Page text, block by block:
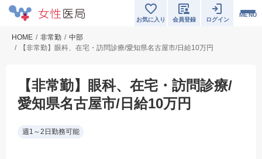
MENU
お気に入り 会員登録 ログイン
HOME 非常勤
中部
【非常勤】眼科、在宅・訪問診療/愛知県名古屋市/日給10万円
【非常勤】眼科、在宅・訪問診療/
愛知県名古屋市/日給10万円
週1～2日勤務可能